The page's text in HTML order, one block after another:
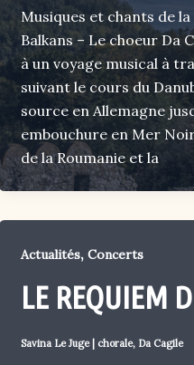
Musiques et chants de
Balkans – Le choeur Da
à un voyage musical à
suivant le cours du
source en Allemagne
embouchure en Mer
de la Roumanie et la
Actualités,Concerts
LE REQUIEM
Savina Le Juge | chorale, Da Cagile